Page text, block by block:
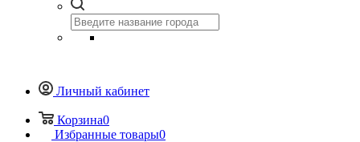
Личный кабинет
Корзина0
Избранные товары0